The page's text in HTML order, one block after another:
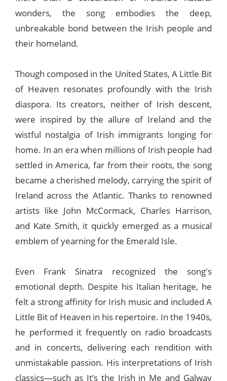
wonders, the song embodies the deep,
unbreakable bond between the Irish people and
their homeland.
Though composed in the United States, A Little Bit
of Heaven resonates profoundly with the Irish
diaspora. Its creators, neither of Irish descent,
were inspired by the allure of Ireland and the
wistful nostalgia of Irish immigrants longing for
home. In an era when millions of Irish people had
settled in America, far from their roots, the song
became a cherished melody, carrying the spirit of
Ireland across the Atlantic. Thanks to renowned
artists like John McCormack, Charles Harrison,
and Kate Smith, it quickly emerged as a musical
emblem of yearning for the Emerald Isle.
Even Frank Sinatra recognized the song's
emotional depth. Despite his Italian heritage, he
felt a strong affinity for Irish music and included A
Little Bit of Heaven in his repertoire. In the 1940s,
he performed it frequently on radio broadcasts
and in concerts, delivering each rendition with
unmistakable passion. His interpretations of Irish
classics—such as It’s the Irish in Me and Galway